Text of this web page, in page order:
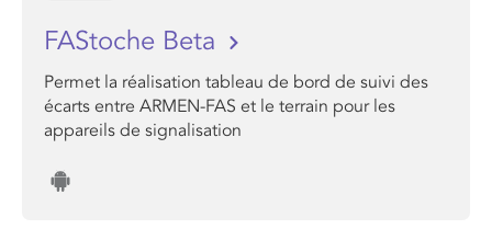
FAStoche Beta
Permet la réalisation tableau de bord de suivi des
écarts entre ARMEN-FAS et le terrain pour les
appareils de signalisation